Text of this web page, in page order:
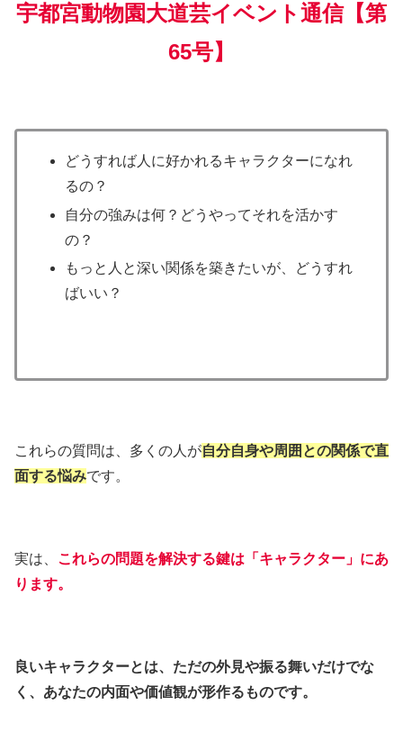
宇都宮動物園大道芸イベント通信【第
65号】
どうすれば人に好かれるキャラクターになれ
るの？
自分の強みは何？どうやってそれを活かす
の？
もっと人と深い関係を築きたいが、どうすれ
ばいい？
これらの質問は、多くの人が自分自身や周囲との関係で直
面する悩みです。
実は、 これらの問題を解決する鍵は「キャラクター」にあ
ります。
良いキャラクターとは、ただの外見や振る舞いだけでな
く、あなたの内面や価値観が形作るものです。